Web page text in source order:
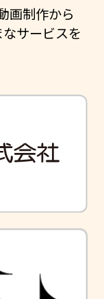
画制作から
サービスを